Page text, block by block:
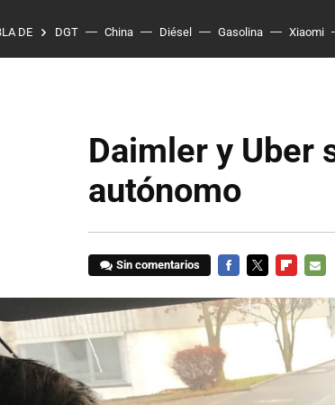
DE DGT China Diésel Gasolina Xiaomi
Daimler y Uber
autónomo
Sin comentarios
MAIL